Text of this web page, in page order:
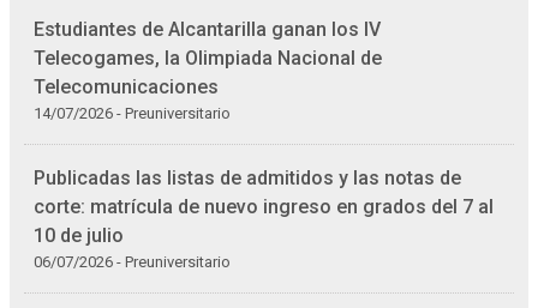
Estudiantes de Alcantarilla ganan los IV
Telecogames, la Olimpiada Nacional de
Telecomunicaciones
14/07/2026 - Preuniversitario
Publicadas las listas de admitidos y las notas de
corte: matrícula de nuevo ingreso en grados del 7 al
10 de julio
06/07/2026 - Preuniversitario